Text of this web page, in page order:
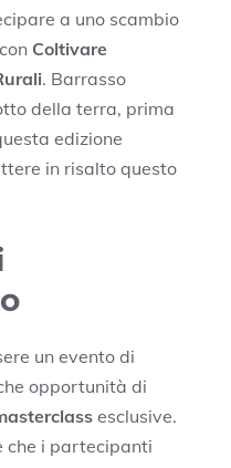
a uno scambio
Coltivare
. Barrasso
della terra, prima
edizione
in risalto questo
un evento di
opportunità di
esclusive.
che i partecipanti